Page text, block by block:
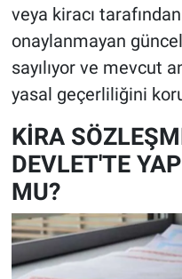
veya kiracı
onaylanmayan
sayılıyor ve mevcut
yasal geçerliliğini
KİRA
DEVLET'TE
MU?